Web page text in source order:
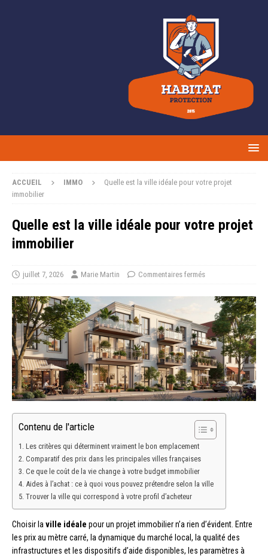
ACCUEIL IMMO
Quelle est la ville idéale pour votre projet
immobilier
Quelle est la ville idéale pour votre projet
immobilier
juillet 7, 2026 Marie Martin Commentaires fermés
Contenu de l'article
Les critères qui déterminent vraiment le bon emplacement
Comparatif des prix dans les principales villes françaises
Ce que le coût de la vie change à votre budget immobilier
Aides à l’achat : ce à quoi vous pouvez prétendre selon la ville
Trouver la ville qui correspond à votre profil d’acheteur
Choisir la ville idéale pour un projet immobilier n’a rien d’évident. Entre
les prix au mètre carré, la dynamique du marché local, la qualité des
infrastructures et les dispositifs d’aide disponibles, les paramètres à